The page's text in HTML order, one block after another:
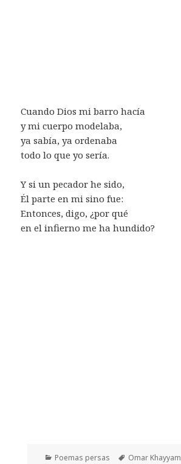
Cuando Dios mi barro hacía
y mi cuerpo modelaba,
ya sabía, ya ordenaba
todo lo que yo sería.
Y si un pecador he sido,
Él parte en mi sino fue:
Entonces, digo, ¿por qué
en el infierno me ha hundido?
Categorías
Poemas persas Etiquetas
Omar Khayyam